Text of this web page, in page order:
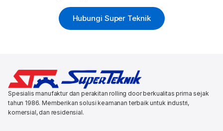
Hubungi Super Teknik
Spesialis manufaktur dan perakitan rolling door berkualitas prima sejak
tahun 1986. Memberikan solusi keamanan terbaik untuk industri,
komersial, dan residensial.